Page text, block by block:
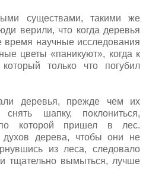
существами, такими же
верили, что когда деревья
время научные исследования
цветы «паникуют», когда к
только что погубил
деревья, прежде чем их
шапку, поклониться,
которой пришел в лес.
дерева, чтобы они не
из леса, следовало
и тщательно вымыться, лучше